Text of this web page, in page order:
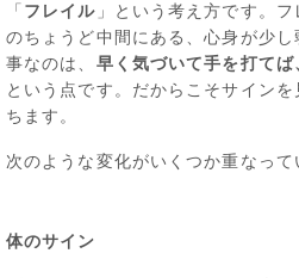
「 フレイル 」という考え方です。
のちょうど中間にある、心身が少
事なのは、 早く気づいて手を打て
という点です。だからこそサイン
ちます。
次のような変化がいくつか重なって
体のサイン